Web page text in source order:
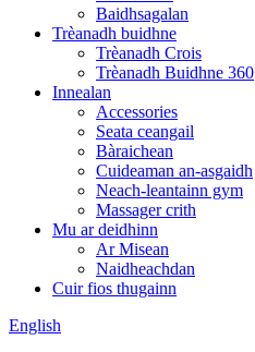
Baidhsagalan
Trèanadh buidhne
Trèanadh Crois
Trèanadh Buidhne 360
Innealan
Accessories
Seata ceangail
Bàraichean
Cuideaman an-asgaidh
Neach-leantainn gym
Massager crith
Mu ar deidhinn
Ar Misean
Naidheachdan
Cuir fios thugainn
English